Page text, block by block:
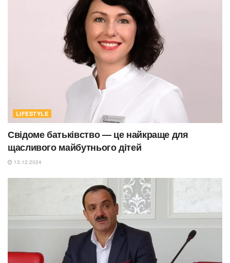
LIFESTYLE
Свідоме батьківство — це найкраще для
щасливого майбутнього дітей
13.12.2024